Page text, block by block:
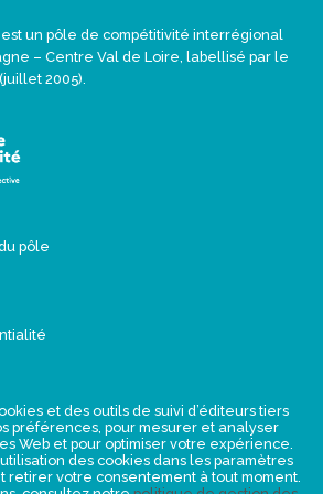
un pôle de compétitivité interrégional
– Centre Val de Loire, labellisé par le
2005).
pôle
mesure
NEWSLETTER
et des outils de suivi d’éditeurs tiers
préférences, pour mesurer et analyser
Web et pour optimiser votre expérience.
des cookies dans les paramètres
retirer votre consentement à tout moment.